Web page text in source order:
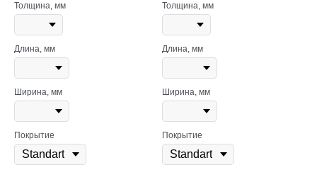
Толщина, мм
Длина, мм
Ширина, мм
Покрытие
Толщина, мм
Длина, мм
Ширина, мм
Покрытие